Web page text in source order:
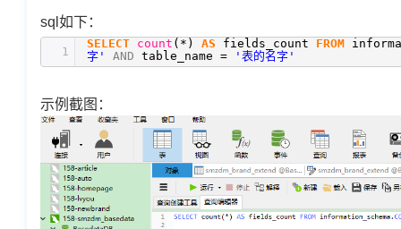
sql如下：
1
SELECT count (*) AS fields_count FROM
字'
AND table_name = '表的名字'
示例截图：